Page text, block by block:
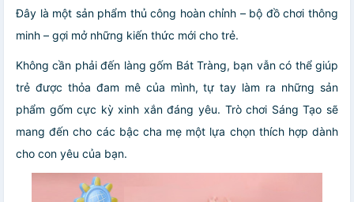
Đây là một sản phẩm thủ công hoàn chỉnh – bộ đồ chơi thông
minh – gợi mở những kiến thức mới cho trẻ.
Không cần phải đến làng gốm Bát Tràng, bạn vẫn có thể giúp
trẻ được thỏa đam mê của mình, tự tay làm ra những sản
phẩm gốm cực kỳ xinh xắn đáng yêu. Trò chơi Sáng Tạo sẽ
mang đến cho các bậc cha mẹ một lựa chọn thích hợp dành
cho con yêu của bạn.